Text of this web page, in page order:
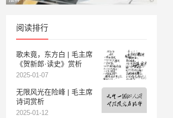
阅读排行
歌未竟，东方白 | 毛主席
《贺新郎·读史》赏析
2025-01-07
无限风光在险峰 | 毛主席
诗词赏析
2025-01-12